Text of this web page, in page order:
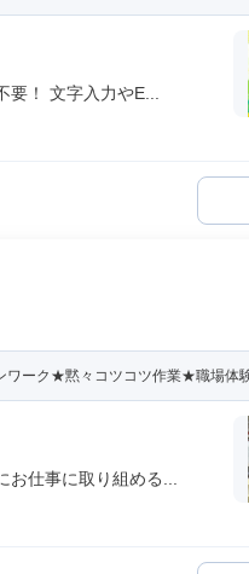
！ 文字入力やE...
ーク★黙々コツコツ作業★職場体
仕事に取り組める...